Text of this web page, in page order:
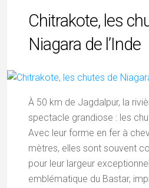
Chitrakote, les
Niagara de l’Inde
À 50 km de Jagdalpur, la
spectacle grandiose : les
Avec leur forme en fer à
mètres, elles sont souvent
pour leur largeur
emblématique du Bastar,